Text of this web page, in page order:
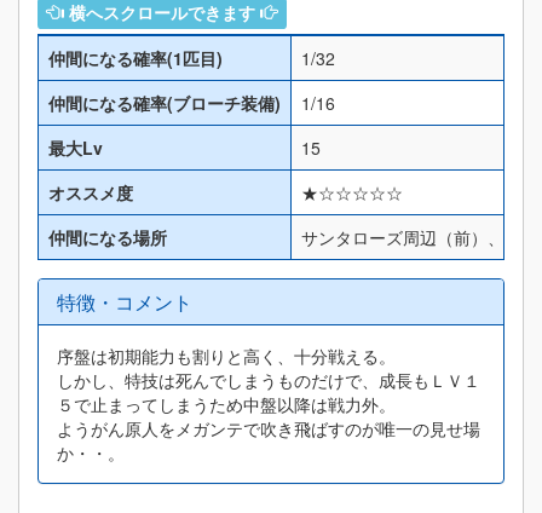
横へスクロールできます
仲間になる確率(1匹目)
1/32
仲間になる確率(ブローチ装備)
1/16
最大Lv
15
オススメ度
★☆☆☆☆☆
仲間になる場所
サンタローズ周辺（前）、オ
特徴・コメント
序盤は初期能力も割りと高く、十分戦える。
しかし、特技は死んでしまうものだけで、成長もＬＶ１
５で止まってしまうため中盤以降は戦力外。
ようがん原人をメガンテで吹き飛ばすのが唯一の見せ場
か・・。